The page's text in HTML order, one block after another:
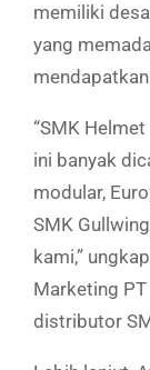
memiliki
yang
“SMK
ini banyak
modular,
SMK
kami,”
Marketing
distributor